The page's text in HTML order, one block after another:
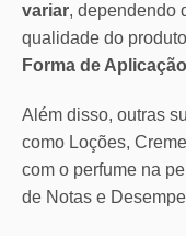
variar, dependendo
qualidade do
Forma de
Além disso, outras
como Loções,
com o perfume na
de Notas e